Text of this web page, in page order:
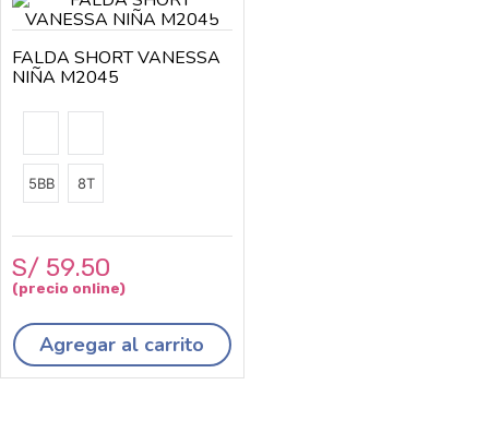
5BB 8T
FALDA SHORT VANESSA
NIÑA M2045
S/ 59.50
Agregar al carrito